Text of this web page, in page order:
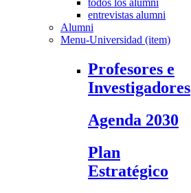
todos los alumni
entrevistas alumni
Alumni
Menu-Universidad (item)
Profesores e
Investigadores
Agenda 2030
Plan
Estratégico